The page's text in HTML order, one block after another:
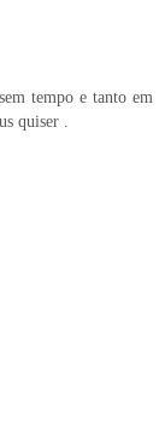
tempo e tanto em
quiser .